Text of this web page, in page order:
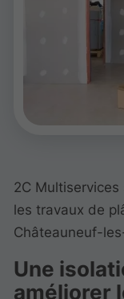
2C
les travaux de
Châteauneuf-
Une
améliorer